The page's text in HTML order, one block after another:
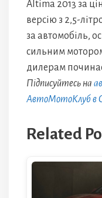
Altima 2013 за
версію з 2,5-
за автомобіль,
сильним
дилерам
Підписуйтесь на
АвтоМотоКлуб в
Related